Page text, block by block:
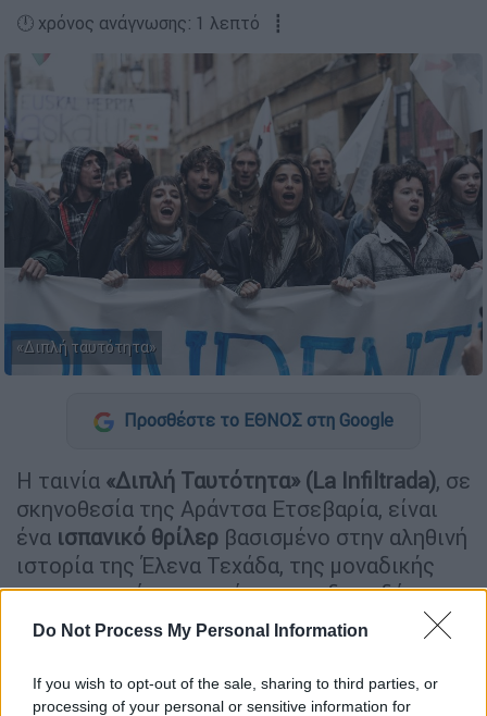
Do Not Process My Personal Information
If you wish to opt-out of the sale, sharing to third parties, or
processing of your personal or sensitive information for
🕛 χρόνος ανάγνωσης: 1 λεπτό ┋
«Διπλή ταυτότητα»
Προσθέστε το ΕΘΝΟΣ στη Google
Η ταινία «Διπλή Ταυτότητα» (La Infiltrada), σε
σκηνοθεσία της Αράντσα Ετσεβαρία, είναι
ένα ισπανικό θρίλερ βασισμένο στην αληθινή
ιστορία της Έλενα Τεχάδα, της μοναδικής
αστυνομικού που κατάφερε να διεισδύσει
στην τρομοκρατική οργάνωση ΕΤΑ.
ΔΙΑΒΑΣΤΕ ΕΠΙΣΗΣ